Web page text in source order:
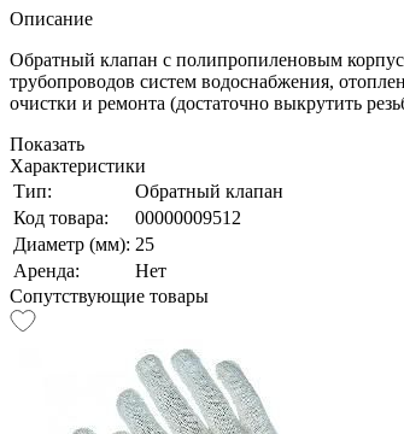
Описание
Обратный клапан с полипропиленовым
трубопроводов систем водоснабжения,
очистки и ремонта (достаточно выкрутить
Показать
Характеристики
Тип:
Обратный клапан
Код товара:
00000009512
Диаметр (мм): 25
Аренда:
Нет
Сопутствующие товары